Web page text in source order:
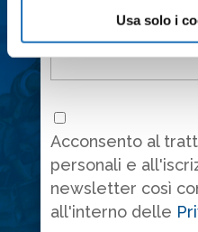
Usa solo i
Messaggio *
Consenso
Acconsento al
personali e
newsletter così
all'interno delle